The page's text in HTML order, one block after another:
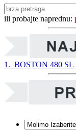
ili probajte naprednu:
1. BOSTON 480 SL